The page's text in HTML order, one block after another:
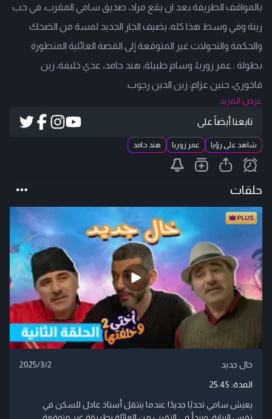
بالمواقف الطريفة.بعد ان يقع مراد، صديق سامي المقرب، في حب
زينة وفي وسط هذا كله، يضيف الجار الجديد لمسة من الضحك
والحكمة والتحولات غير المتوقعة إلى القصة العائلية المتطورة
بطولة : عمر زوربا، وسام طبيلة، هند حامد، عدي خليفة، زين
فاخوري، حنين عزام، زين الدين رجوب.
عرض المزيد
تابعنا أيضاً على
شاهد على رؤيا عمر زوربا هند حامد
حلقات
خال جديد 2025/3/2
المدة: 25:45
يعيش سامي تحديًا جديدًا عندما ينتقل أستاذ عادل للسكن في